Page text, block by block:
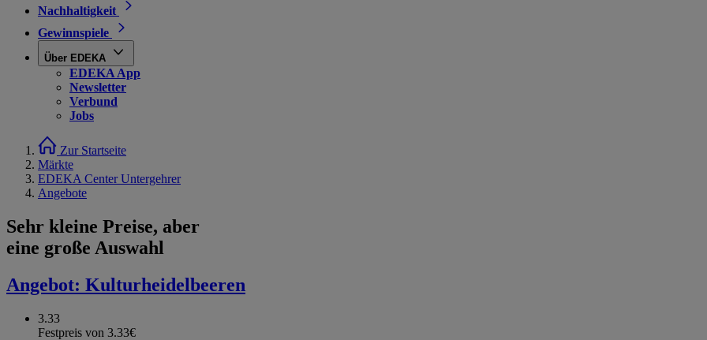
Nachhaltigkeit
Gewinnspiele
Über EDEKA
EDEKA App
Newsletter
Verbund
Jobs
Zur Startseite
Märkte
EDEKA Center Untergehrer
Angebote
Sehr kleine Preise, aber
eine große Auswahl
Angebot: Kulturheidelbeeren
3.33
Festpreis von 3.33€